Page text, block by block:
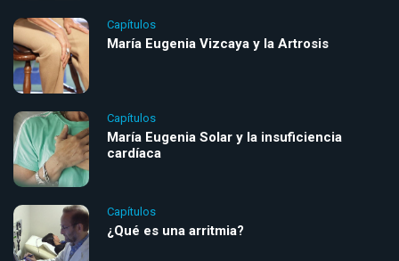
Capítulos
María Eugenia Vizcaya y la Artrosis
Capítulos
María Eugenia Solar y la insuficiencia
cardíaca
Capítulos
¿Qué es una arritmia?